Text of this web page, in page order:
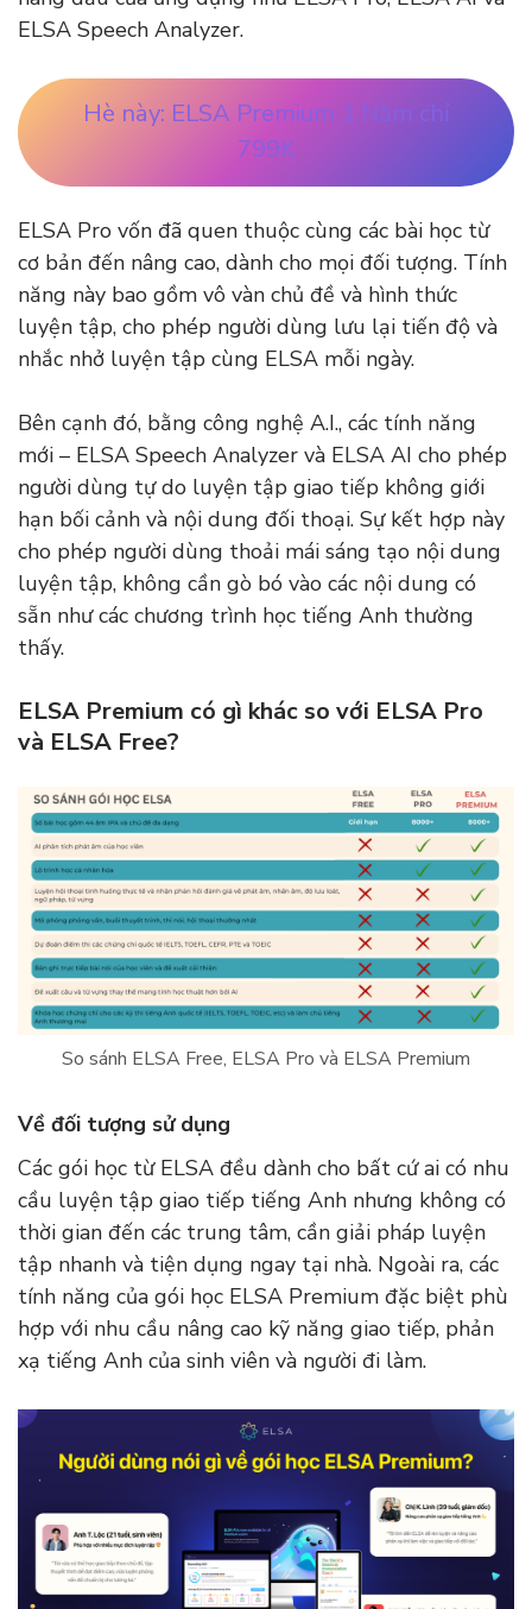
ELSA Speech Analyzer.
Hè này: ELSA Premium 1 Năm chỉ
799K
ELSA Pro vốn đã quen thuộc cùng các bài học từ
cơ bản đến nâng cao, dành cho mọi đối tượng. Tính
năng này bao gồm vô vàn chủ đề và hình thức
luyện tập, cho phép người dùng lưu lại tiến độ và
nhắc nhở luyện tập cùng ELSA mỗi ngày.
Bên cạnh đó, bằng công nghệ A.I., các tính năng
mới – ELSA Speech Analyzer và ELSA AI cho phép
người dùng tự do luyện tập giao tiếp không giới
hạn bối cảnh và nội dung đối thoại. Sự kết hợp này
cho phép người dùng thoải mái sáng tạo nội dung
luyện tập, không cần gò bó vào các nội dung có
sẵn như các chương trình học tiếng Anh thường
thấy.
ELSA Premium có gì khác so với ELSA Pro
và ELSA Free?
So sánh ELSA Free, ELSA Pro và ELSA Premium
Về đối tượng sử dụng
Các gói học từ ELSA đều dành cho bất cứ ai có nhu
cầu luyện tập giao tiếp tiếng Anh nhưng không có
thời gian đến các trung tâm, cần giải pháp luyện
tập nhanh và tiện dụng ngay tại nhà. Ngoài ra, các
tính năng của gói học ELSA Premium đặc biệt phù
hợp với nhu cầu nâng cao kỹ năng giao tiếp, phản
xạ tiếng Anh của sinh viên và người đi làm.